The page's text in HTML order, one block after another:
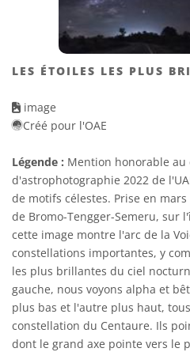
LES ÉTOILES LES PLUS
image
Créé pour l'OAE
Légende : Mention honorable au
d'astrophotographie 2022 de
de motifs célestes. Prise en
de Bromo-Tengger-Semeru, sur
cette image montre l'arc de la
constellations importantes, y
les plus brillantes du ciel
gauche, nous voyons alpha et
plus bas et l'autre plus haut,
constellation du Centaure. Ils
dont le grand axe pointe vers le